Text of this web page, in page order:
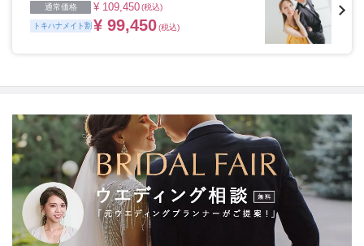
通常価格 ¥ 109,450(税込)
トキハナメイト割 ¥ 99,450(税込)